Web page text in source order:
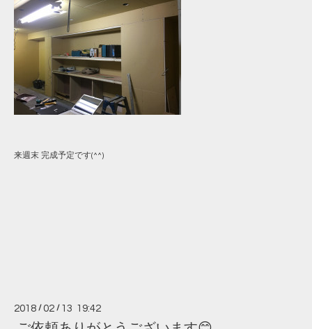
来週末 完成予定です(^^)
2018 /02 / 13 19:42